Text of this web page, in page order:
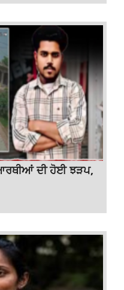
ਦੀ ਹੋਈ ਝੜਪ,